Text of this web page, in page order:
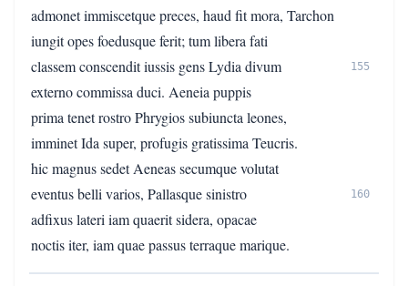
admonet immiscetque preces, haud fit mora, Tarchon
iungit opes foedusque ferit; tum libera fati
classem conscendit iussis gens Lydia divum
155
externo commissa duci. Aeneia puppis
prima tenet rostro Phrygios subiuncta leones,
imminet Ida super, profugis gratissima Teucris.
hic magnus sedet Aeneas secumque volutat
eventus belli varios, Pallasque sinistro
160
adfixus lateri iam quaerit sidera, opacae
noctis iter, iam quae passus terraque marique.